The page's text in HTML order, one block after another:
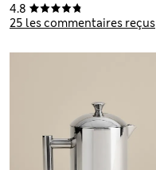
4.8
25 les commentaires reçus